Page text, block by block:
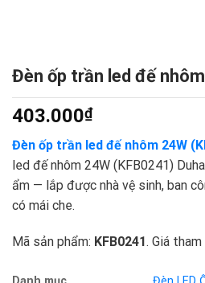
Đèn ốp trần led đế
403.000₫
Đèn ốp trần led đế nhôm 24W
led đế nhôm 24W (KFB0241)
ẩm — lắp được nhà vệ sinh, ban
có mái che.
Mã sản phẩm: KFB0241. Giá tham